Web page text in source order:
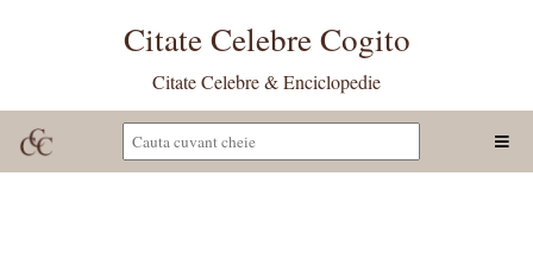
Citate Celebre Cogito
Citate Celebre & Enciclopedie